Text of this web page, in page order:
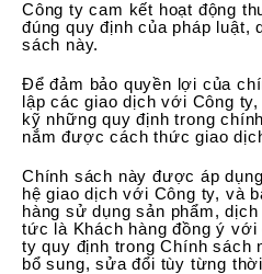
Công ty cam kết hoạt động
đúng quy định của pháp luật,
sách này.
Để đảm bảo quyền lợi của
lập các giao dịch với Công
kỹ những quy định trong
nắm được cách thức giao
Chính sách này được áp
hệ giao dịch với Công ty, và
hàng sử dụng sản phẩm,
tức là Khách hàng đồng ý với
ty quy định trong Chính sách
bổ sung, sửa đổi tùy từng